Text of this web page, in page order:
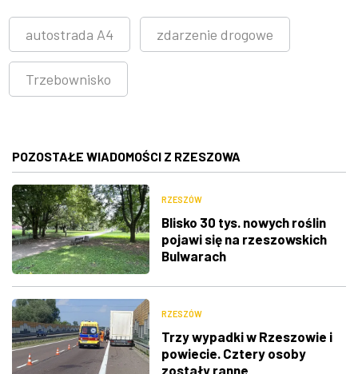
autostrada A4 zdarzenie drogowe
Trzebownisko
POZOSTAŁE WIADOMOŚCI Z RZESZOWA
RZESZÓW
Blisko 30 tys. nowych roślin
pojawi się na rzeszowskich
Bulwarach
RZESZÓW
Trzy wypadki w Rzeszowie i
powiecie. Cztery osoby
zostały ranne